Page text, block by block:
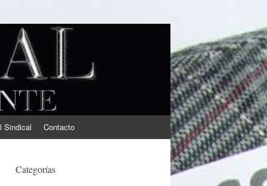
Sindical Contacto
Categorías